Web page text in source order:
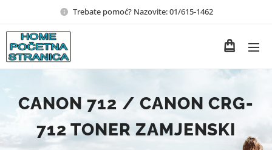
Trebate pomoć? Nazovite: 01/615-1462
CANON 712 / CANON CRG-
712 TONER ZAMJENSKI